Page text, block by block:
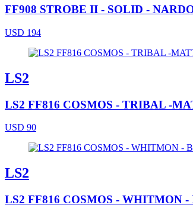
FF908 STROBE II - SOLID -
USD 194
LS2
LS2 FF816 COSMOS - TRIBAL -
USD 90
LS2
LS2 FF816 COSMOS - WHITMON